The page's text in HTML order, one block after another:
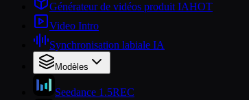
Générateur de vidéos produit IAHOT
Video Intro
Synchronisation labiale IA
Modèles
Seedance 1.5REC